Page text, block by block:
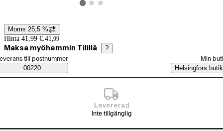
Visa produktbild 1
Visa produktbild 2
Visa produktbild 3
Prisinformation
Moms 25,5 %
Hinta 41,99 €. 41 ,99
Maksa myöhemmin Tilillä ?
Saatavuustiedot
beställningssätt
till postnummer
00220
Min
Helsingfors butik
Levererad
Inte tillgänglig